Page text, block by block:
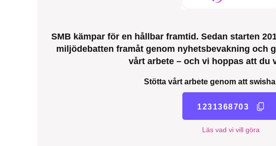
SMB kämpar för en hållbar framtid. Sedan starten
miljödebatten framåt genom nyhetsbevakning och
vårt arbete – och vi hoppas att du
Stötta vårt arbete genom att swisha
1231368703
Läs vad vi vill göra